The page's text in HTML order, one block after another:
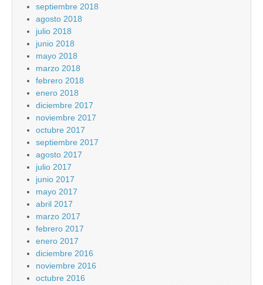
septiembre 2018
agosto 2018
julio 2018
junio 2018
mayo 2018
marzo 2018
febrero 2018
enero 2018
diciembre 2017
noviembre 2017
octubre 2017
septiembre 2017
agosto 2017
julio 2017
junio 2017
mayo 2017
abril 2017
marzo 2017
febrero 2017
enero 2017
diciembre 2016
noviembre 2016
octubre 2016